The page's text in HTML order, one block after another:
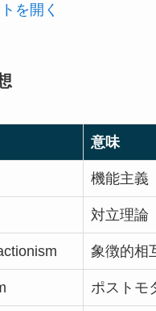
を開く
意味
機能主義
対立理論
象徴的相
ポストモ